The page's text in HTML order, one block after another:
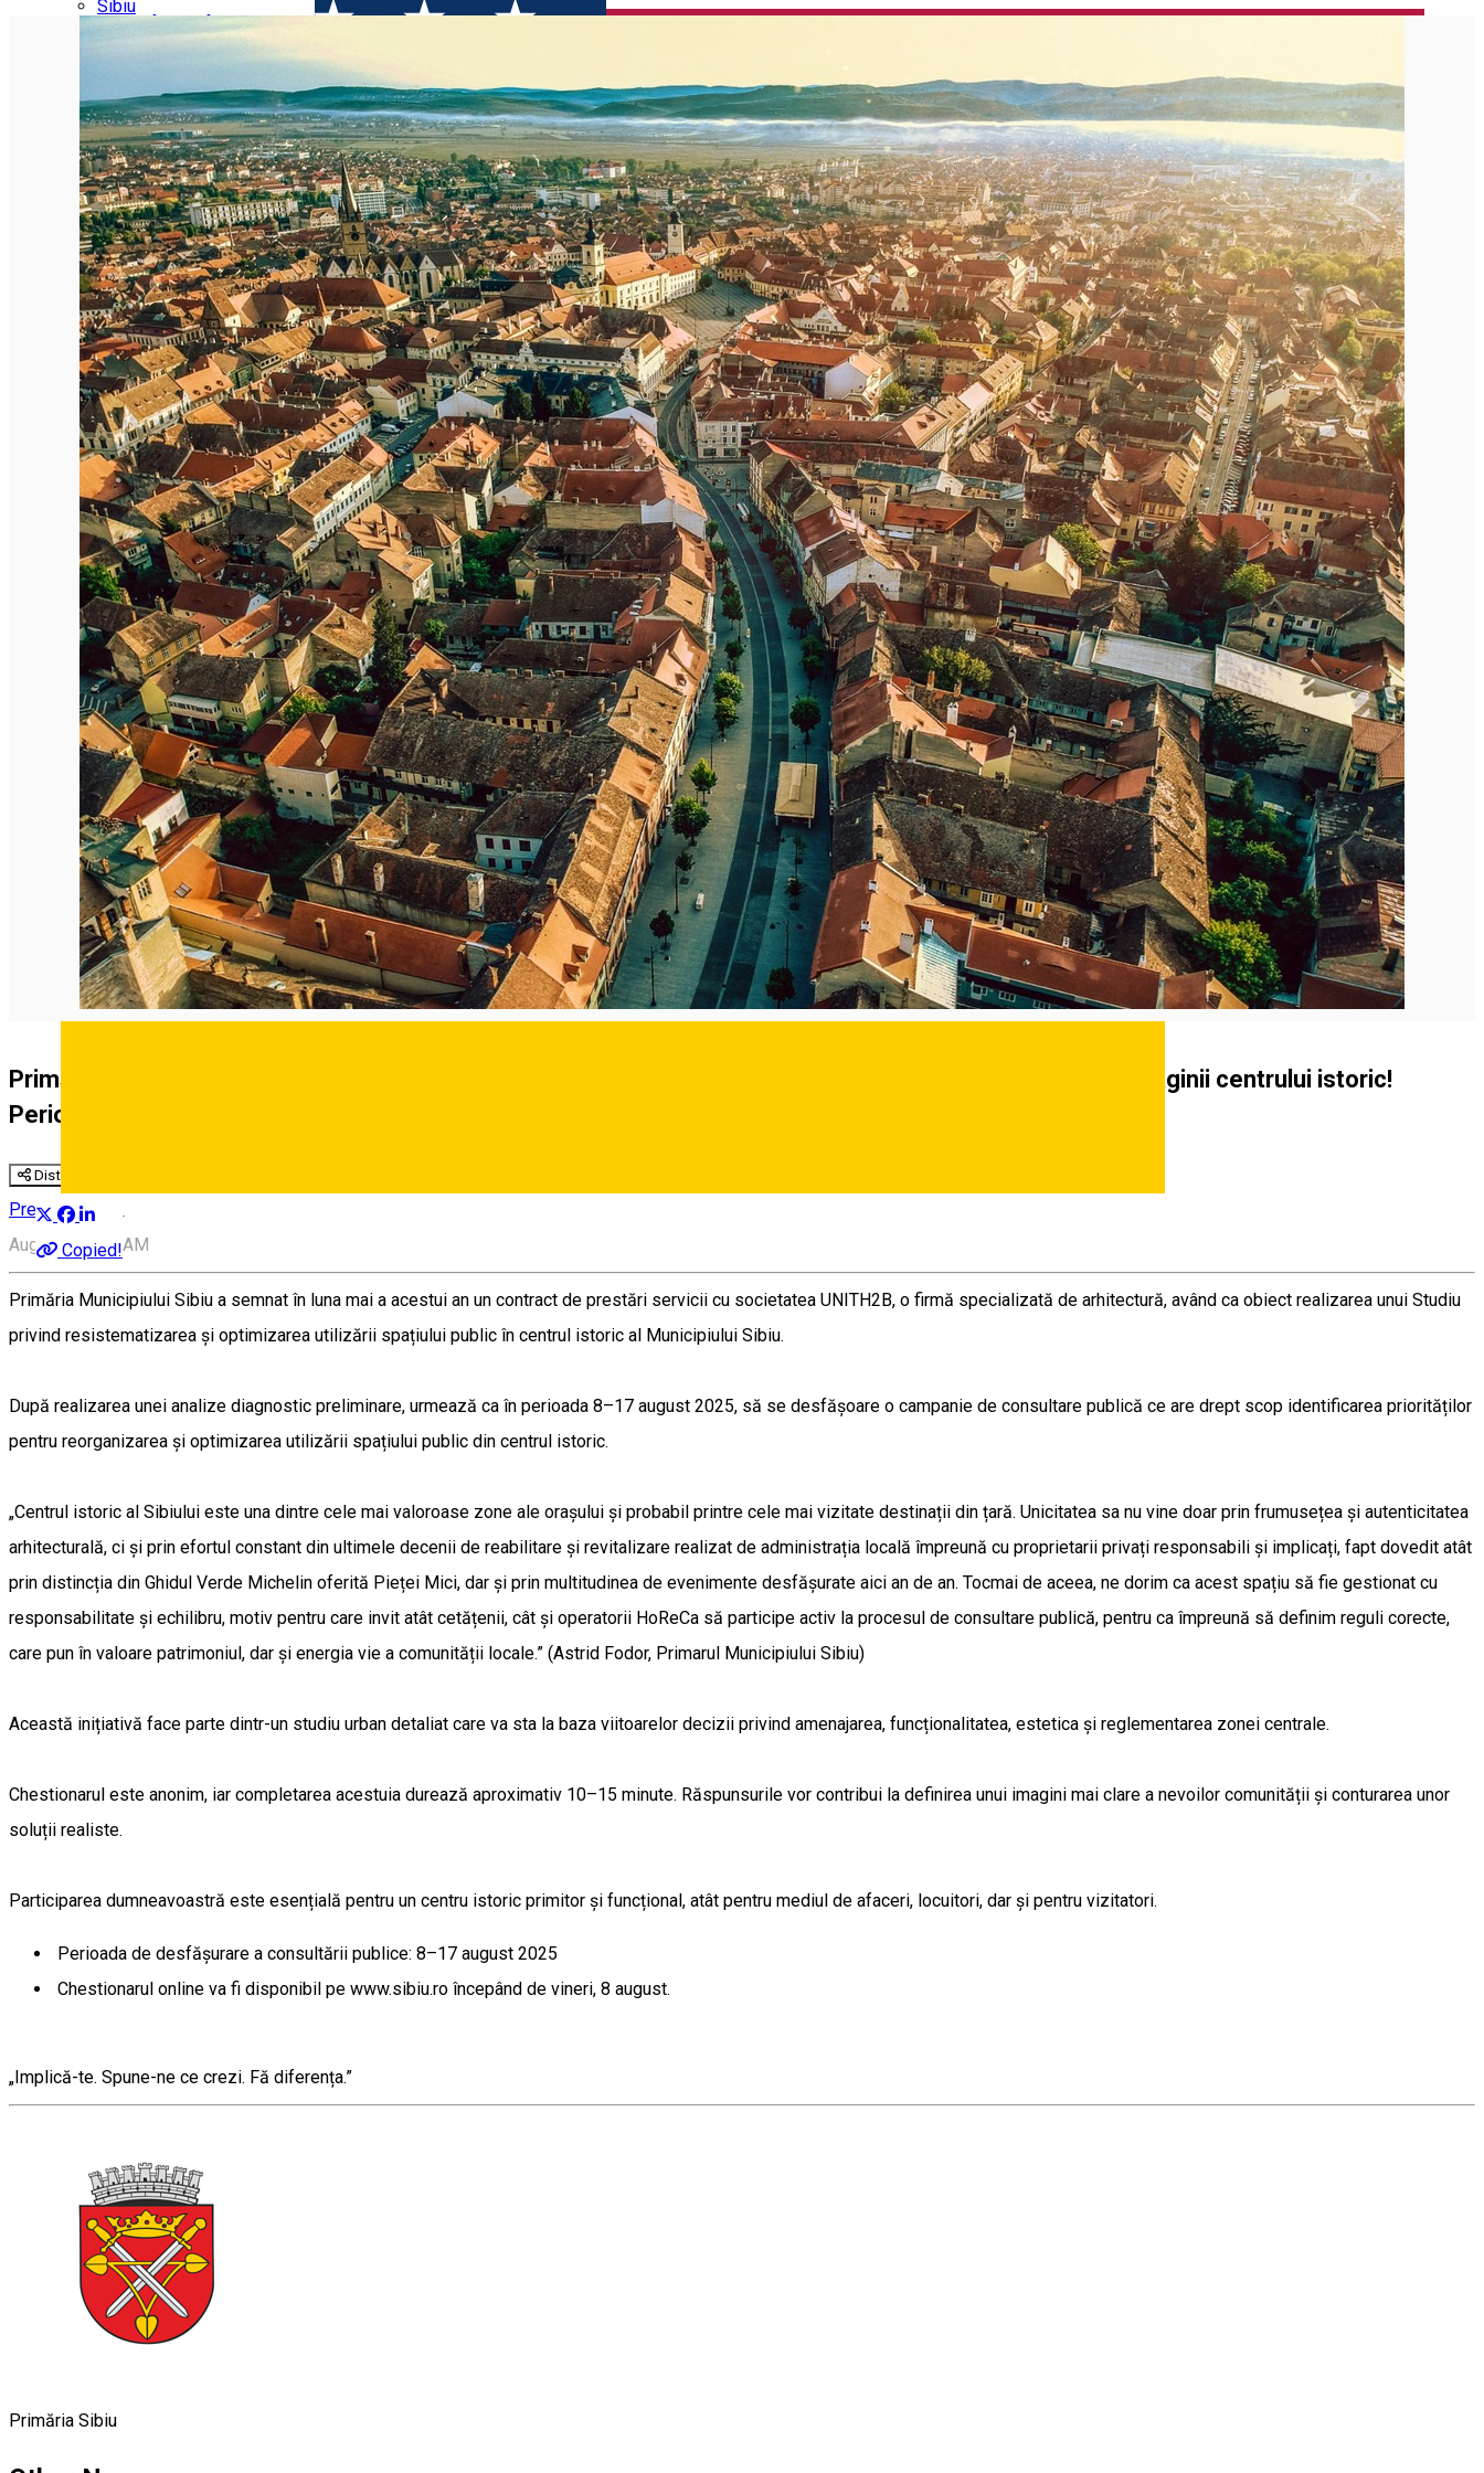
English
Deutsch
Parking places
Electric vehicle charging points
Sibiu
View of Sibiu from Gusterita
Arena Platoș
Primăria Municipiului Sibiu invită cetățenii și antreprenorii din HoReCa să contribuie activ la conturarea imaginii centrului istoric!
Perioada campaniei 8–17 august 2025
Distribuie
Copied!
Press release
August 8, 8:54 AM
Primăria Municipiului Sibiu a semnat în luna mai a acestui an un contract de prestări servicii cu societatea UNITH2B, o firmă specializată de arhitectură, având ca obiect realizarea unui Studiu
privind resistematizarea și optimizarea utilizării spațiului public în centrul istoric al Municipiului Sibiu.
După realizarea unei analize diagnostic preliminare, urmează ca în perioada 8–17 august 2025, să se desfășoare o campanie de consultare publică ce are drept scop identificarea priorităților
pentru reorganizarea și optimizarea utilizării spațiului public din centrul istoric.
„Centrul istoric al Sibiului este una dintre cele mai valoroase zone ale orașului și probabil printre cele mai vizitate destinații din țară. Unicitatea sa nu vine doar prin frumusețea și autenticitatea
arhitecturală, ci și prin efortul constant din ultimele decenii de reabilitare și revitalizare realizat de administrația locală împreună cu proprietarii privați responsabili și implicați, fapt dovedit atât
prin distincția din Ghidul Verde Michelin oferită Pieței Mici, dar și prin multitudinea de evenimente desfășurate aici an de an. Tocmai de aceea, ne dorim ca acest spațiu să fie gestionat cu
responsabilitate și echilibru, motiv pentru care invit atât cetățenii, cât și operatorii HoReCa să participe activ la procesul de consultare publică, pentru ca împreună să definim reguli corecte,
care pun în valoare patrimoniul, dar și energia vie a comunității locale.” (Astrid Fodor, Primarul Municipiului Sibiu)
Această inițiativă face parte dintr-un studiu urban detaliat care va sta la baza viitoarelor decizii privind amenajarea, funcționalitatea, estetica și reglementarea zonei centrale.
Chestionarul este anonim, iar completarea acestuia durează aproximativ 10–15 minute. Răspunsurile vor contribui la definirea unui imagini mai clare a nevoilor comunității și conturarea unor
soluții realiste.
Participarea dumneavoastră este esențială pentru un centru istoric primitor și funcțional, atât pentru mediul de afaceri, locuitori, dar și pentru vizitatori.
Perioada de desfășurare a consultării publice: 8–17 august 2025
Chestionarul online va fi disponibil pe www.sibiu.ro începând de vineri, 8 august.
„Implică-te. Spune-ne ce crezi. Fă diferența.”
Primăria Sibiu